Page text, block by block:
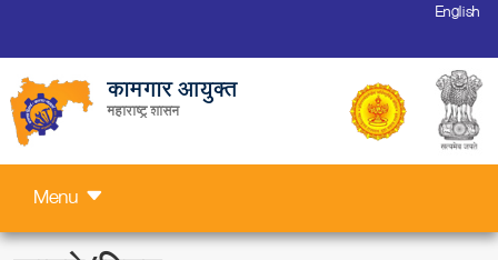
English
कामगार आयुक्त
महाराष्ट्र शासन
Menu